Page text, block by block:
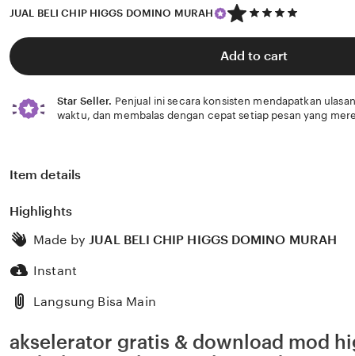
JUAL BELI CHIP HIGGS DOMINO MURAH
5
out
of
5
stars
Add to cart
Star Seller. Penjual ini secara konsisten mendapatkan
waktu, dan membalas dengan cepat setiap pesan yang
Item details
Highlights
Made by JUAL BELI CHIP HIGGS DOMINO MURAH
Instant
Langsung Bisa Main
akselerator gratis & download mod